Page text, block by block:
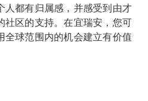
人都有归属感，并感受到由才
社区的支持。在宜瑞安，您可
全球范围内的机会建立有价值